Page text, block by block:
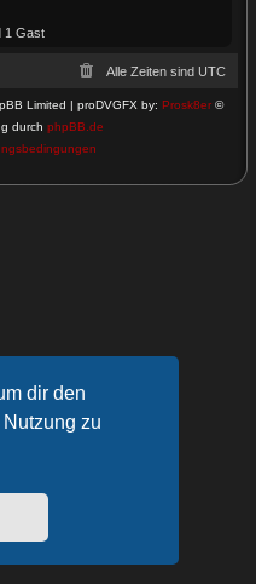
dir den
zu
1 Gast
Alle Zeiten sind UTC
Limited | proDVGFX by: Prosk8er ©
durch phpBB.de